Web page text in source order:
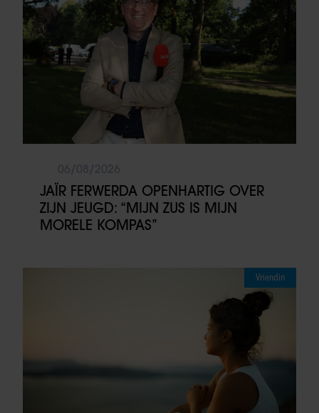
JAÏR FERWERDA OPENHARTIG OVER
ZIJN JEUGD: “MIJN ZUS IS MIJN
MORELE KOMPAS”
Vriendin